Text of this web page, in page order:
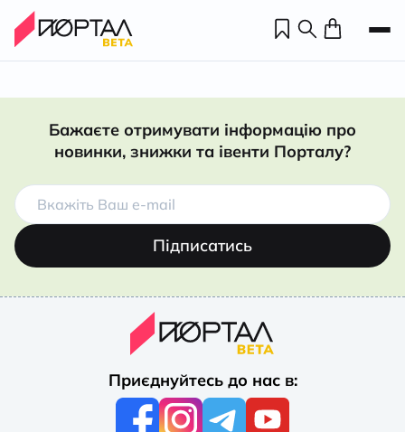
Бажаєте отримувати інформацію про
новинки, знижки та івенти Порталу?
Підписатись
Приєднуйтесь до нас в: